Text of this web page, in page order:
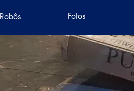
Fotos
Robôs